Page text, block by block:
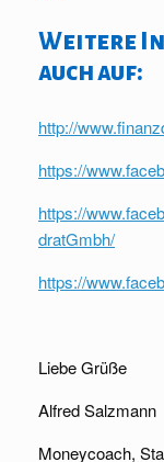
Weitere
auch auf:
http://
https://
https://
dratGmbh/
https://
Liebe Grüße
Alfred Salzmann
Moneycoach,